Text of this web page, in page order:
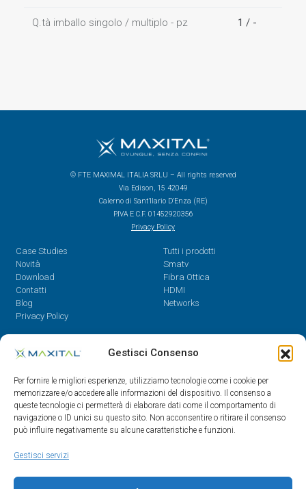
Gestisci Consenso
Per fornire le migliori esperienze, utilizziamo tecnologie come i cookie per
memorizzare e/o accedere alle informazioni del dispositivo. Il consenso a
queste tecnologie ci permetterà di elaborare dati come il comportamento di
navigazione o ID unici su questo sito. Non acconsentire o ritirare il consenso
può influire negativamente su alcune caratteristiche e funzioni.
Gestisci servizi
Q.tà imballo singolo / multiplo - pz 1 / -
© FTE MAXIMAL ITALIA SRLU – All rights reserved
Via Edison, 15 42049
Calerno di Sant’Ilario D’Enza (RE)
P.IVA E C.F. 01452920356
Privacy Policy
Case Studies
Novità
Download
Contatti
Blog
Privacy Policy
Tutti i prodotti
Smatv
Fibra Ottica
HDMI
Networks
Contatti
08.30 - 12.30 / 14 - 18
0522/909701
0522/909748